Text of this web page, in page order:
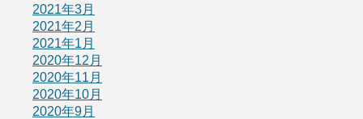
2021年3月
2021年2月
2021年1月
2020年12月
2020年11月
2020年10月
2020年9月